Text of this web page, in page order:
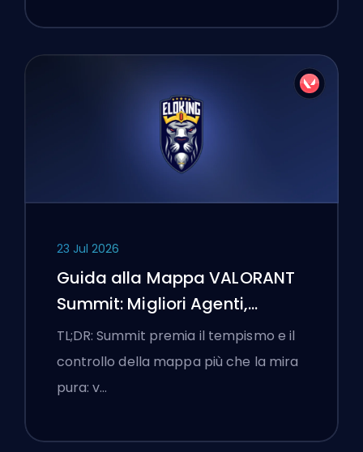
23 Jul 2026
Guida alla Mappa VALORANT
Summit: Migliori Agenti,
Chiamate e Fumogeni
TL;DR: Summit premia il tempismo e il
controllo della mappa più che la mira
pura: v…